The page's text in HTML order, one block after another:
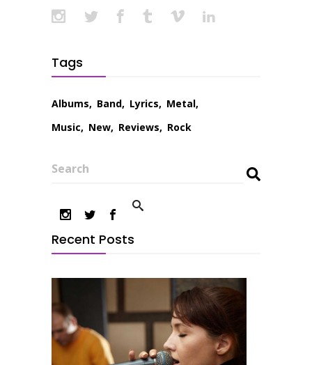
Tags
Albums Band Lyrics
Metal
Music
New Reviews Rock
Search
Recent Posts